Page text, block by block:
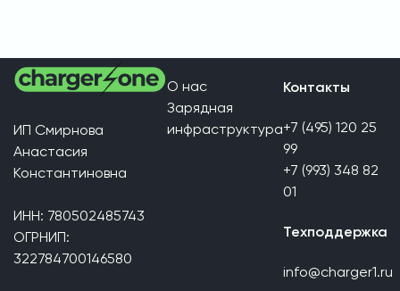
ИП Смирнова
Анастасия
Константиновна
ИНН: 780502485743
ОГРНИП:
322784700146580
О нас
Зарядная
инфраструктура
Контакты
+7 (495) 120 25
99
+7 (993) 348 82
01
Техподдержка
info@charger1.ru